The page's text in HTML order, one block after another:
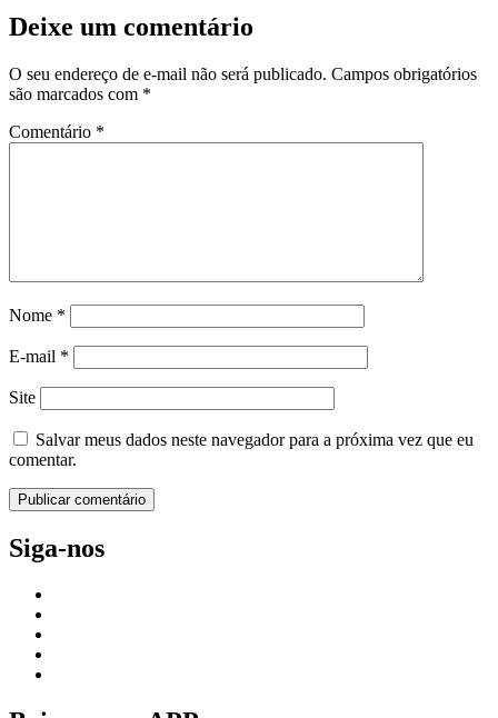
Deixe um comentário
O seu endereço de e-mail não será publicado. Campos obrigatórios
são marcados com *
Comentário *
Nome *
E-mail *
Site
Salvar meus dados neste navegador para a próxima vez que eu
comentar.
Siga-nos